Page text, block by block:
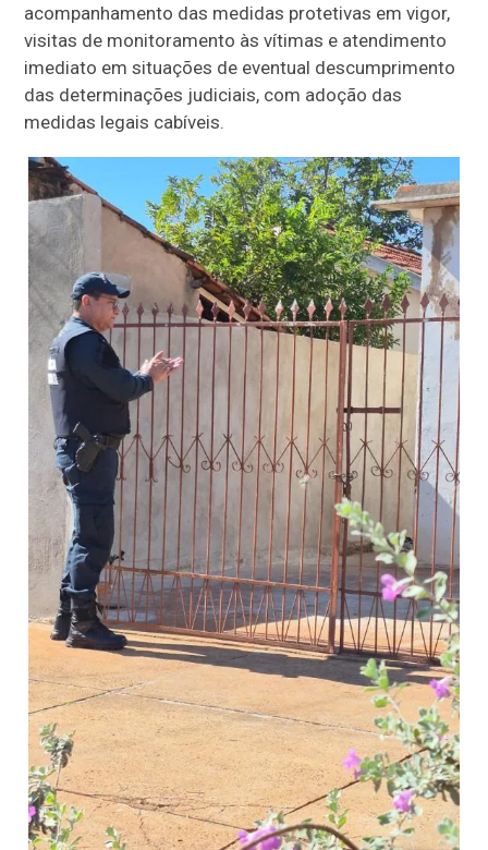
acompanhamento das medidas protetivas em vigor,
visitas de monitoramento às vítimas e atendimento
imediato em situações de eventual descumprimento
das determinações judiciais, com adoção das
medidas legais cabíveis.